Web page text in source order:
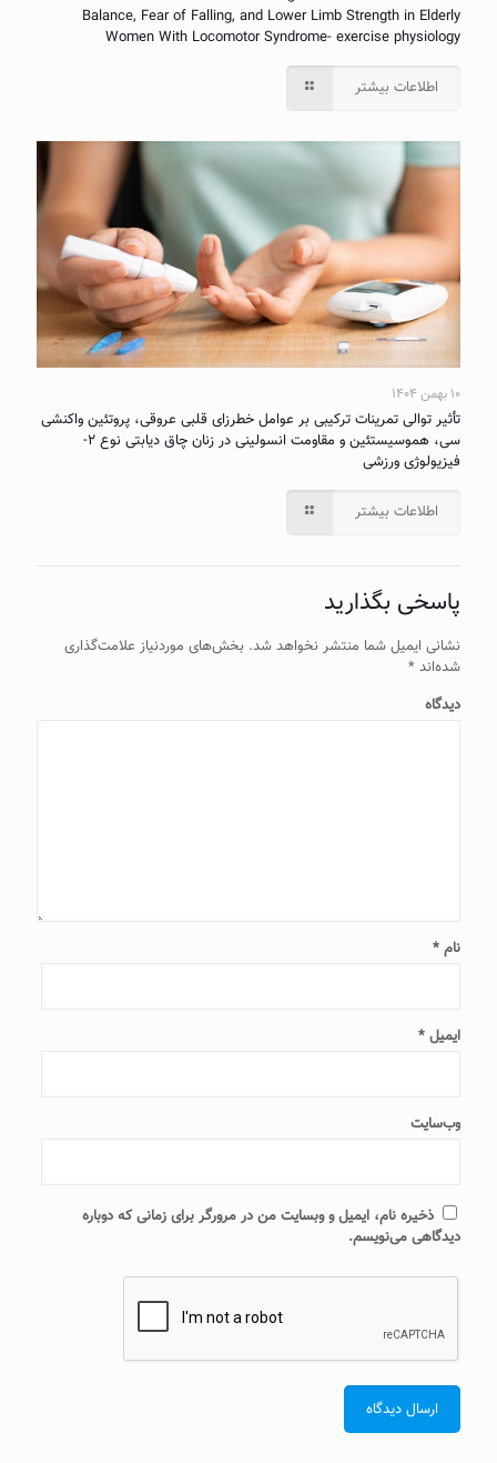
Balance, Fear of Falling, and Lower Limb Strength in Elderly
Women With Locomotor Syndrome- exercise physiology
اطلاعات بیشتر
۱۰ بهمن ۱۴۰۴
تأثیر توالی تمرینات ترکیبی بر عوامل خطرزای قلبی عروقی، پروتئین واکنشی
سی، هموسیستئین و مقاومت انسولینی در زنان چاق دیابتی نوع ۲-
فیزیولوژی ورزشی
اطلاعات بیشتر
پاسخی بگذارید
نشانی ایمیل شما منتشر نخواهد شد. بخش‌های موردنیاز علامت‌گذاری
شده‌اند *
دیدگاه
نام *
ایمیل *
وب‌سایت
ذخیره نام، ایمیل و وبسایت من در مرورگر برای زمانی که دوباره
دیدگاهی می‌نویسم.